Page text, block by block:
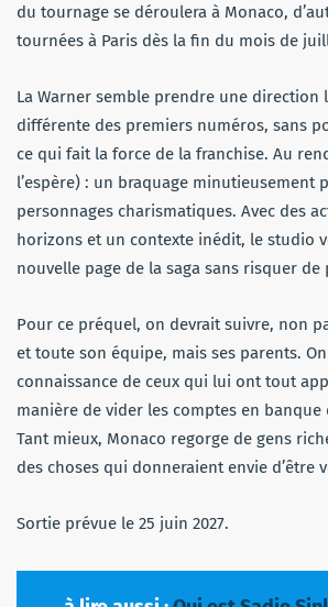
du tournage se déroulera à Monaco,
tournées à Paris dès la fin du mois de
La Warner semble prendre une direction
différente des premiers numéros, sans
ce qui fait la force de la franchise. Au
l’espère) : un braquage minutieusement
personnages charismatiques. Avec des
horizons et un contexte inédit, le studio
nouvelle page de la saga sans risquer de
Pour ce préquel, on devrait suivre, non
et toute son équipe, mais ses parents.
connaissance de ceux qui lui ont tout
manière de vider les comptes en banque
Tant mieux, Monaco regorge de gens
des choses qui donneraient envie d’être
Sortie prévue le 25 juin 2027.